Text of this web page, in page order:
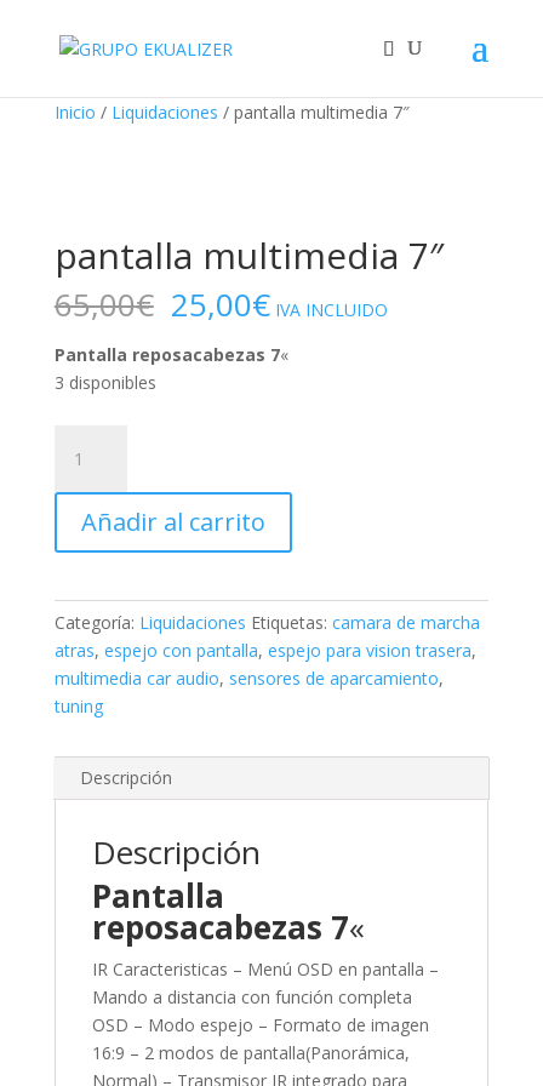
Inicio / Liquidaciones / pantalla multimedia 7″
¡Oferta!
pantalla multimedia 7″
65,00€ El
precio
original
25,00€El
precio
actual
IVA INCLUIDO
Pantalla reposacabezas 7«
3 disponibles
multimedia
7"
cantidad
Añadir al carrito
Categoría: Liquidaciones Etiquetas: camara de marcha
atras, espejo con pantalla, espejo para vision trasera,
multimedia car audio, sensores de aparcamiento,
tuning
Descripción
Descripción
Pantalla
reposacabezas 7«
IR Caracteristicas – Menú OSD en pantalla –
Mando a distancia con función completa
OSD – Modo espejo – Formato de imagen
16:9 – 2 modos de pantalla(Panorámica,
Normal) – Transmisor IR integrado para